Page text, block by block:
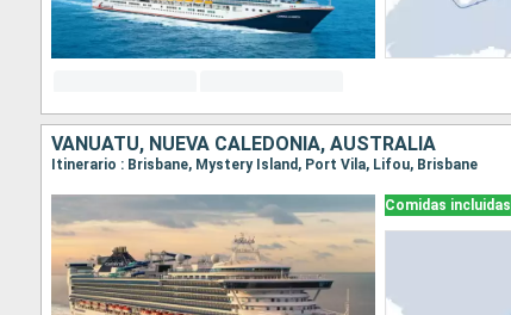
VANUATU, NUEVA CALEDONIA, AUSTRALIA
Itinerario : Brisbane, Mystery Island, Port Vila, Lifou, Brisbane
Comidas incluidas